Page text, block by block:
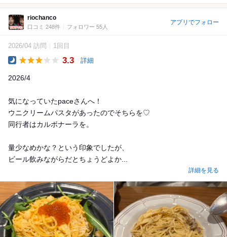
riochanco
口コミ 248件 フォロワー 55人
アプリでフォロー
2026/04 訪問 1回目
3.3 詳細
2026/4
気になっていたpaceさんへ！
ウニクリームパスタがあったのでそちらを♡
同行者はカルボナーラを。
量少なめかな？という印象でしたが、
ビール飲みながらだとちょうどよか...
詳細を見る